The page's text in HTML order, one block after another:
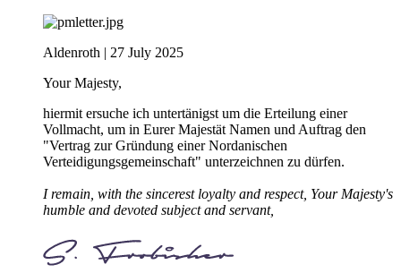
Aldenroth | 27 July 2025
Your Majesty,
hiermit ersuche ich untertänigst um die Erteilung einer
Vollmacht, um in Eurer Majestät Namen und Auftrag den
"Vertrag zur Gründung einer Nordanischen
Verteidigungsgemeinschaft" unterzeichnen zu dürfen.
I remain, with the sincerest loyalty and respect, Your Majesty's
humble and devoted subject and servant,